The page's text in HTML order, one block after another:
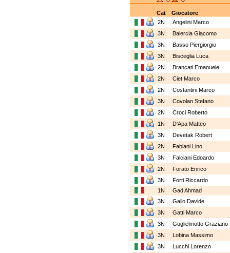
Cat
Giocatore
2N
Angelini Marco
3N
Balercia Giacomo
3N
Basso Piergiorgio
3N
Bisceglia Luca
2N
Brancati Emanuele
2N
Ciet Marco
2N
Costantini Marco
3N
Covolan Stefano
2N
Croci Roberto
1N
D'Apa Matteo
3N
Devetak Robert
2N
Fabiani Lino
3N
Falciani Edoardo
2N
Forato Enrico
3N
Forti Riccardo
1N
Gad Ahmad
3N
Gallo Davide
3N
Gatti Marco
3N
Guglielmotto
3N
Lobina Massimo
3N
Lucchi Lorenzo